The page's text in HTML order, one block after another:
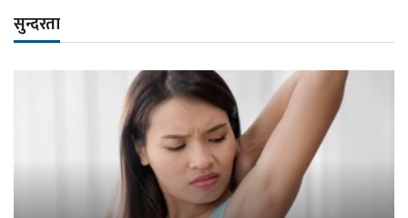
सुन्दरता